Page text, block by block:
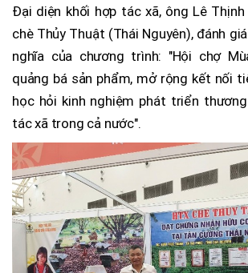
Đại diện khối hợp tác xã, ông Lê
chè Thủy Thuật (Thái Nguyên), đánh
nghĩa của chương trình: "Hội chợ
quảng bá sản phẩm, mở rộng kết nối
học hỏi kinh nghiệm phát triển
tác xã trong cả nước".